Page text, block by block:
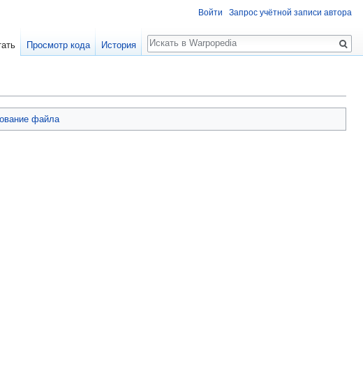
файла
Войти Запрос учётной записи автора
Просмотр кода История
Поиск